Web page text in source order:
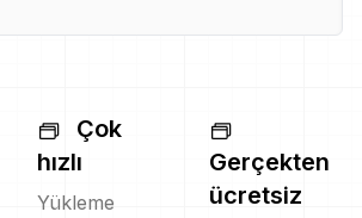
Çok
hızlı
Yükleme
Gerçekten
ücretsiz